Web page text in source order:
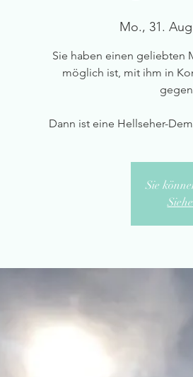
Mo., 31.
Sie haben einen geliebten
möglich ist, mit ihm in
Dann ist eine Hellseher-
Sie